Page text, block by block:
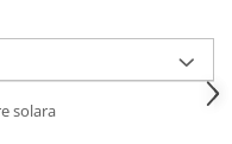
solara